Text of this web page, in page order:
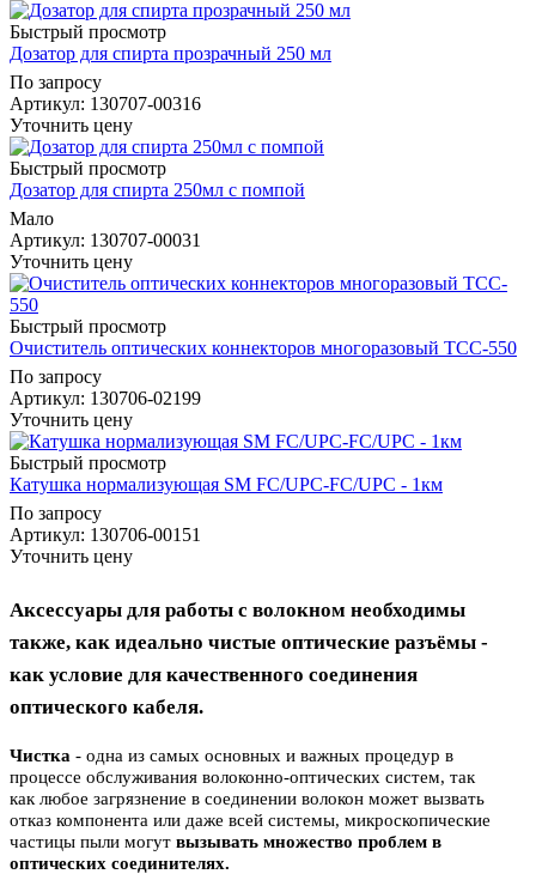
Быстрый просмотр
Дозатор для спирта прозрачный 250 мл
По запросу
Артикул: 130707-00316
Уточнить цену
Быстрый просмотр
Дозатор для спирта 250мл с помпой
Мало
Артикул: 130707-00031
Уточнить цену
Быстрый просмотр
Очиститель оптических коннекторов многоразовый TCC-550
По запросу
Артикул: 130706-02199
Уточнить цену
Быстрый просмотр
Катушка нормализующая SM FC/UPC-FC/UPC - 1км
По запросу
Артикул: 130706-00151
Уточнить цену
Аксессуары для работы с волокном необходимы
также, как идеально чистые оптические разъёмы -
как условие для качественного соединения
оптического кабеля.
Чистка - одна из самых основных и важных процедур в
процессе обслуживания волоконно-оптических систем, так
как любое загрязнение в соединении волокон может вызвать
отказ компонента или даже всей системы, микроскопические
частицы пыли могут вызывать множество проблем в
оптических соединителях.